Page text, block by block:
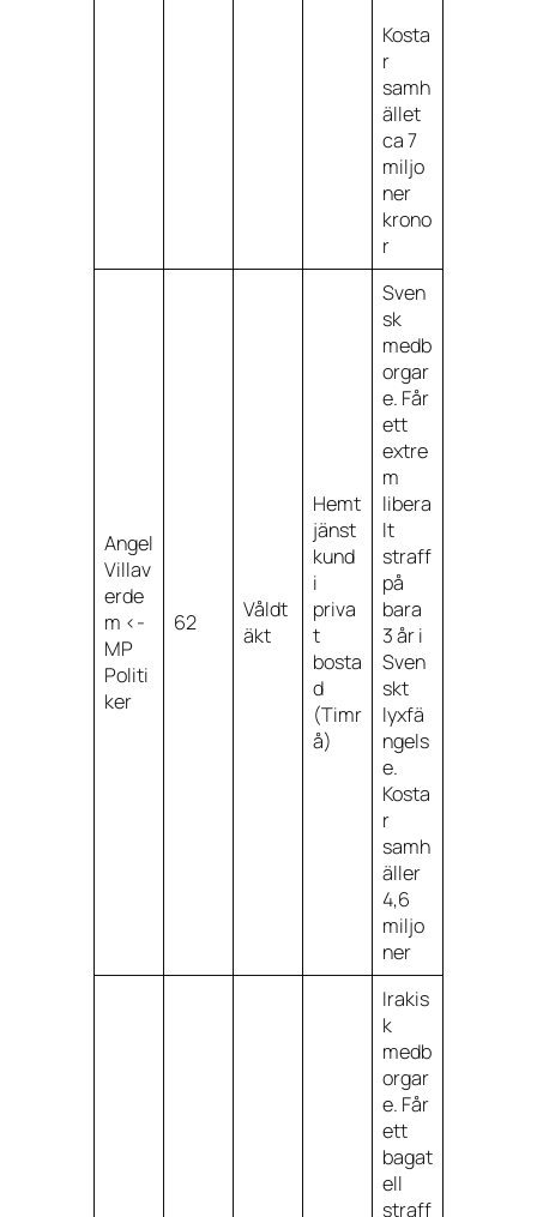
Kosta
r
samh
ället
ca 7
miljo
ner
krono
r
Angel
Villav
erde
m <-
MP
Politi
ker
62
Våldt
äkt
Hemt
jänst
kund
i
priva
t
bosta
d
(Timr
å)
Sven
sk
medb
orgar
e. Får
ett
extre
m
libera
lt
straff
på
bara
3 år i
Sven
skt
lyxfä
ngels
e.
Kosta
r
samh
äller
4,6
miljo
ner
Irakis
k
medb
orgar
e. Får
ett
bagat
ell
straff